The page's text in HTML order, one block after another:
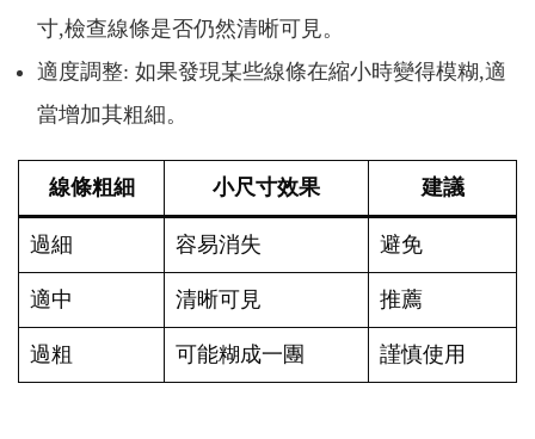
寸,檢查線條是否仍然清晰可見。
適度調整: 如果發現某些線條在縮小時變得模糊,適
當增加其粗細。
線條粗細 小尺寸效果 建議
過細 容易消失 避免
適中 清晰可見 推薦
過粗 可能糊成一團 謹慎使用